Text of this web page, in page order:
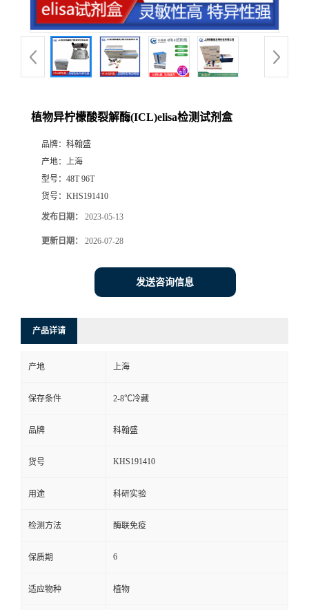
植物异柠檬酸裂解酶(ICL)elisa检测试剂盒
品牌： 科翰盛
产地： 上海
型号： 48T 96T
货号： KHS191410
发布日期： 2023-05-13
更新日期： 2026-07-28
发送咨询信息
产品详请
产地 上海
保存条件 2-8℃冷藏
品牌 科翰盛
货号 KHS191410
用途 科研实验
检测方法 酶联免疫
保质期 6
适应物种 植物